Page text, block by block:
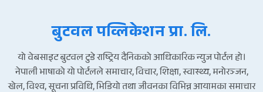
बुटवल पव्लिकेशन प्रा. लि.
यो वेबसाइट बुटवल टुडे राष्ट्रिय दैनिकको आधिकारिक न्युज पोर्टल हो।
नेपाली भाषाको यो पोर्टलले समाचार, विचार, शिक्षा, स्वास्थ्य, मनोरञ्जन,
खेल, विश्व, सूचना प्रविधि, भिडियो तथा जीवनका विभिन्न आयामका समाचार